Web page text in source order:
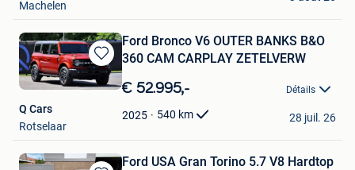
Machelen
Sauvegarder
dans
Ford Bronco V6 OUTER BANKS B&O
360 CAM CARPLAY ZETELVERW
€ 52.995,- Détails
2025 540 km
Q Cars
Rotselaar
28 juil. 26
Ford USA Gran Torino 5.7 V8 Hardtop